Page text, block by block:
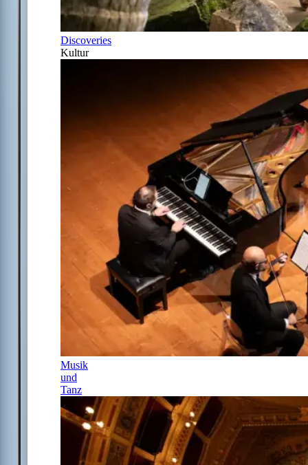
Discoveries
Kultur
Musik
und
Tanz